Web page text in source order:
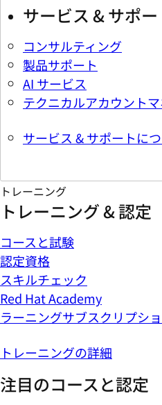
サービス & サポー
コンサルティング
製品サポート
AI サービス
テクニカルアカウント
サービス & サポートに
トレーニング
トレーニング & 認定
コースと試験
認定資格
スキルチェック
Red Hat Academy
ラーニングサブスクリプシ
トレーニングの詳細
注目のコースと認定